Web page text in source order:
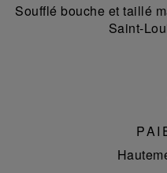
Soufflé bouche et taillé
Saint-